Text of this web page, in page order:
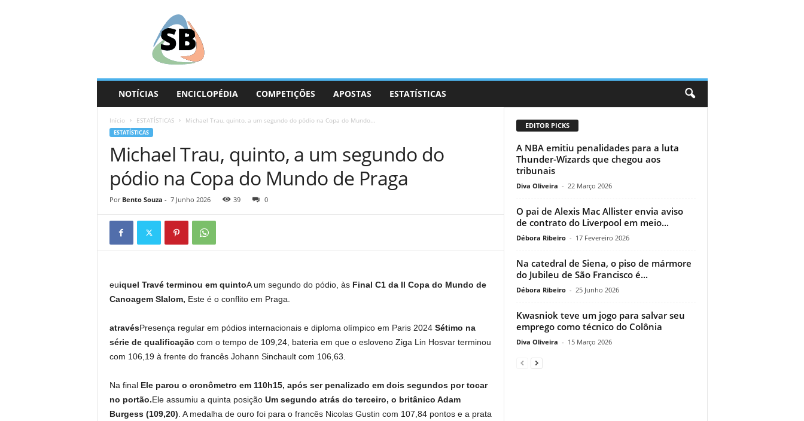
NOTÍCIAS ENCICLOPÉDIA COMPETIÇÕES APOSTAS ESTATÍSTICAS
Início ESTATÍSTICAS Michael Trau, quinto, a um segundo do pódio na Copa do Mundo...
ESTATÍSTICAS
Michael Trau, quinto, a um segundo do
pódio na Copa do Mundo de Praga
Por Bento Souza - 7 Junho 2026 39 0
euiquel Travé terminou em quintoA um segundo do pódio, às Final C1 da II Copa do Mundo de
Canoagem Slalom, Este é o conflito em Praga.
atravésPresença regular em pódios internacionais e diploma olímpico em Paris 2024Sétimo na
série de qualificação com o tempo de 109,24, bateria em que o esloveno Ziga Lin Hosvar terminou
com 106,19 à frente do francês Johann Sinchault com 106,63.
Na finalEle parou o cronômetro em 110h15, após ser penalizado em dois segundos por tocar
no portão.Ele assumiu a quinta posição Um segundo atrás do terceiro, o britânico Adam
Burgess (109,20) . A medalha de ouro foi para o francês Nicolas Gustin com 107,84 pontos e a prata
EDITOR PICKS
A NBA emitiu penalidades para a luta
Thunder-Wizards que chegou aos
tribunais
Diva Oliveira - 22 Março 2026
O pai de Alexis Mac Allister envia aviso
de contrato do Liverpool em meio...
Débora Ribeiro - 17 Fevereiro 2026
Na catedral de Siena, o piso de mármore
do Jubileu de São Francisco é...
Débora Ribeiro - 25 Junho 2026
Kwasniok teve um jogo para salvar seu
emprego como técnico do Colônia
Diva Oliveira - 15 Março 2026